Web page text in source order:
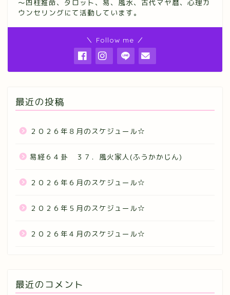
～四柱推命、タロット、易、風水、古代マヤ暦、心理カ
ウンセリングにて活動しています。
＼ Follow me ／
最近の投稿
２０２６年８月のスケジュール☆
易経６４卦 ３７．風火家人(ふうかかじん)
２０２６年６月のスケジュール☆
２０２６年５月のスケジュール☆
２０２６年４月のスケジュール☆
最近のコメント